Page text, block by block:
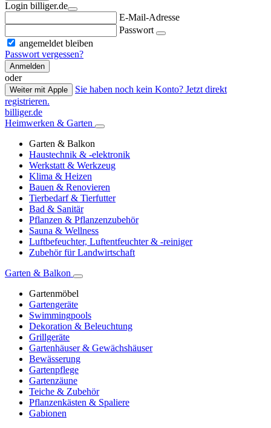
Login billiger.de
E-Mail-Adresse
Passwort
angemeldet bleiben
Passwort vergessen?
Anmelden
oder
Weiter mit Apple
Sie haben noch kein Konto? Jetzt direkt
registrieren.
billiger.de
Heimwerken & Garten
Garten & Balkon
Haustechnik & -elektronik
Werkstatt & Werkzeug
Klima & Heizen
Bauen & Renovieren
Tierbedarf & Tierfutter
Bad & Sanitär
Pflanzen & Pflanzenzubehör
Sauna & Wellness
Luftbefeuchter, Luftentfeuchter & -reiniger
Zubehör für Landwirtschaft
Garten & Balkon
Gartenmöbel
Gartengeräte
Swimmingpools
Dekoration & Beleuchtung
Grillgeräte
Gartenhäuser & Gewächshäuser
Bewässerung
Gartenpflege
Gartenzäune
Teiche & Zubehör
Pflanzenkästen & Spaliere
Gabionen